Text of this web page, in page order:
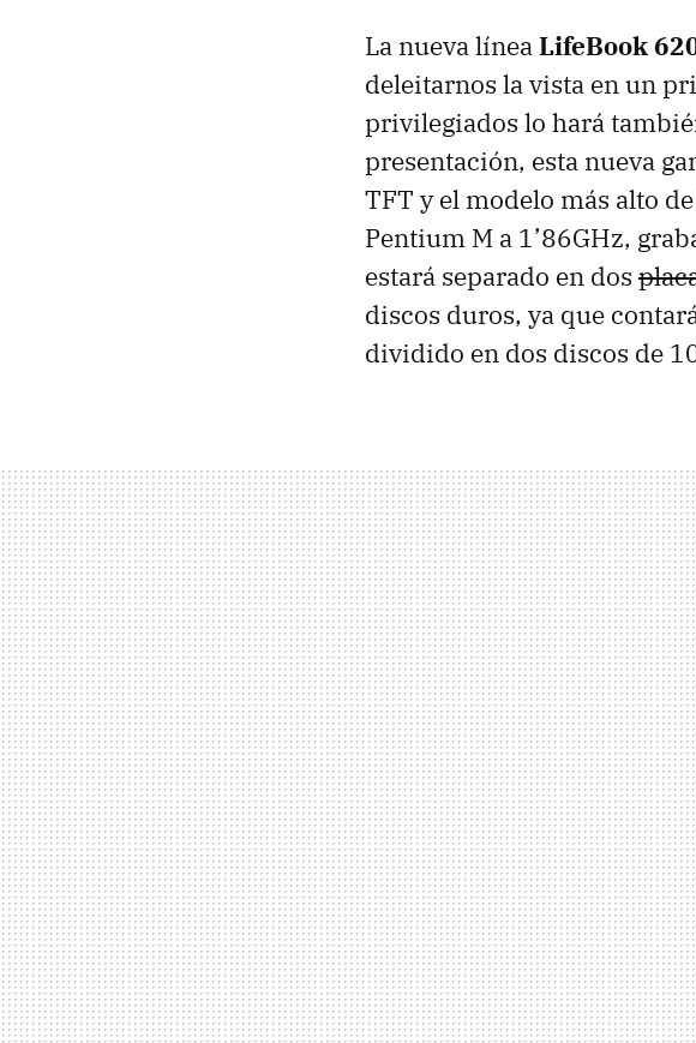
La nueva líneaLifeBook
deleitarnos la vista en un
privilegiados lo hará
presentación, esta nueva
TFT y el modelo más alto
Pentium M a 1’86GHz,
estará separado en dos
discos duros, ya que
dividido en dos discos de